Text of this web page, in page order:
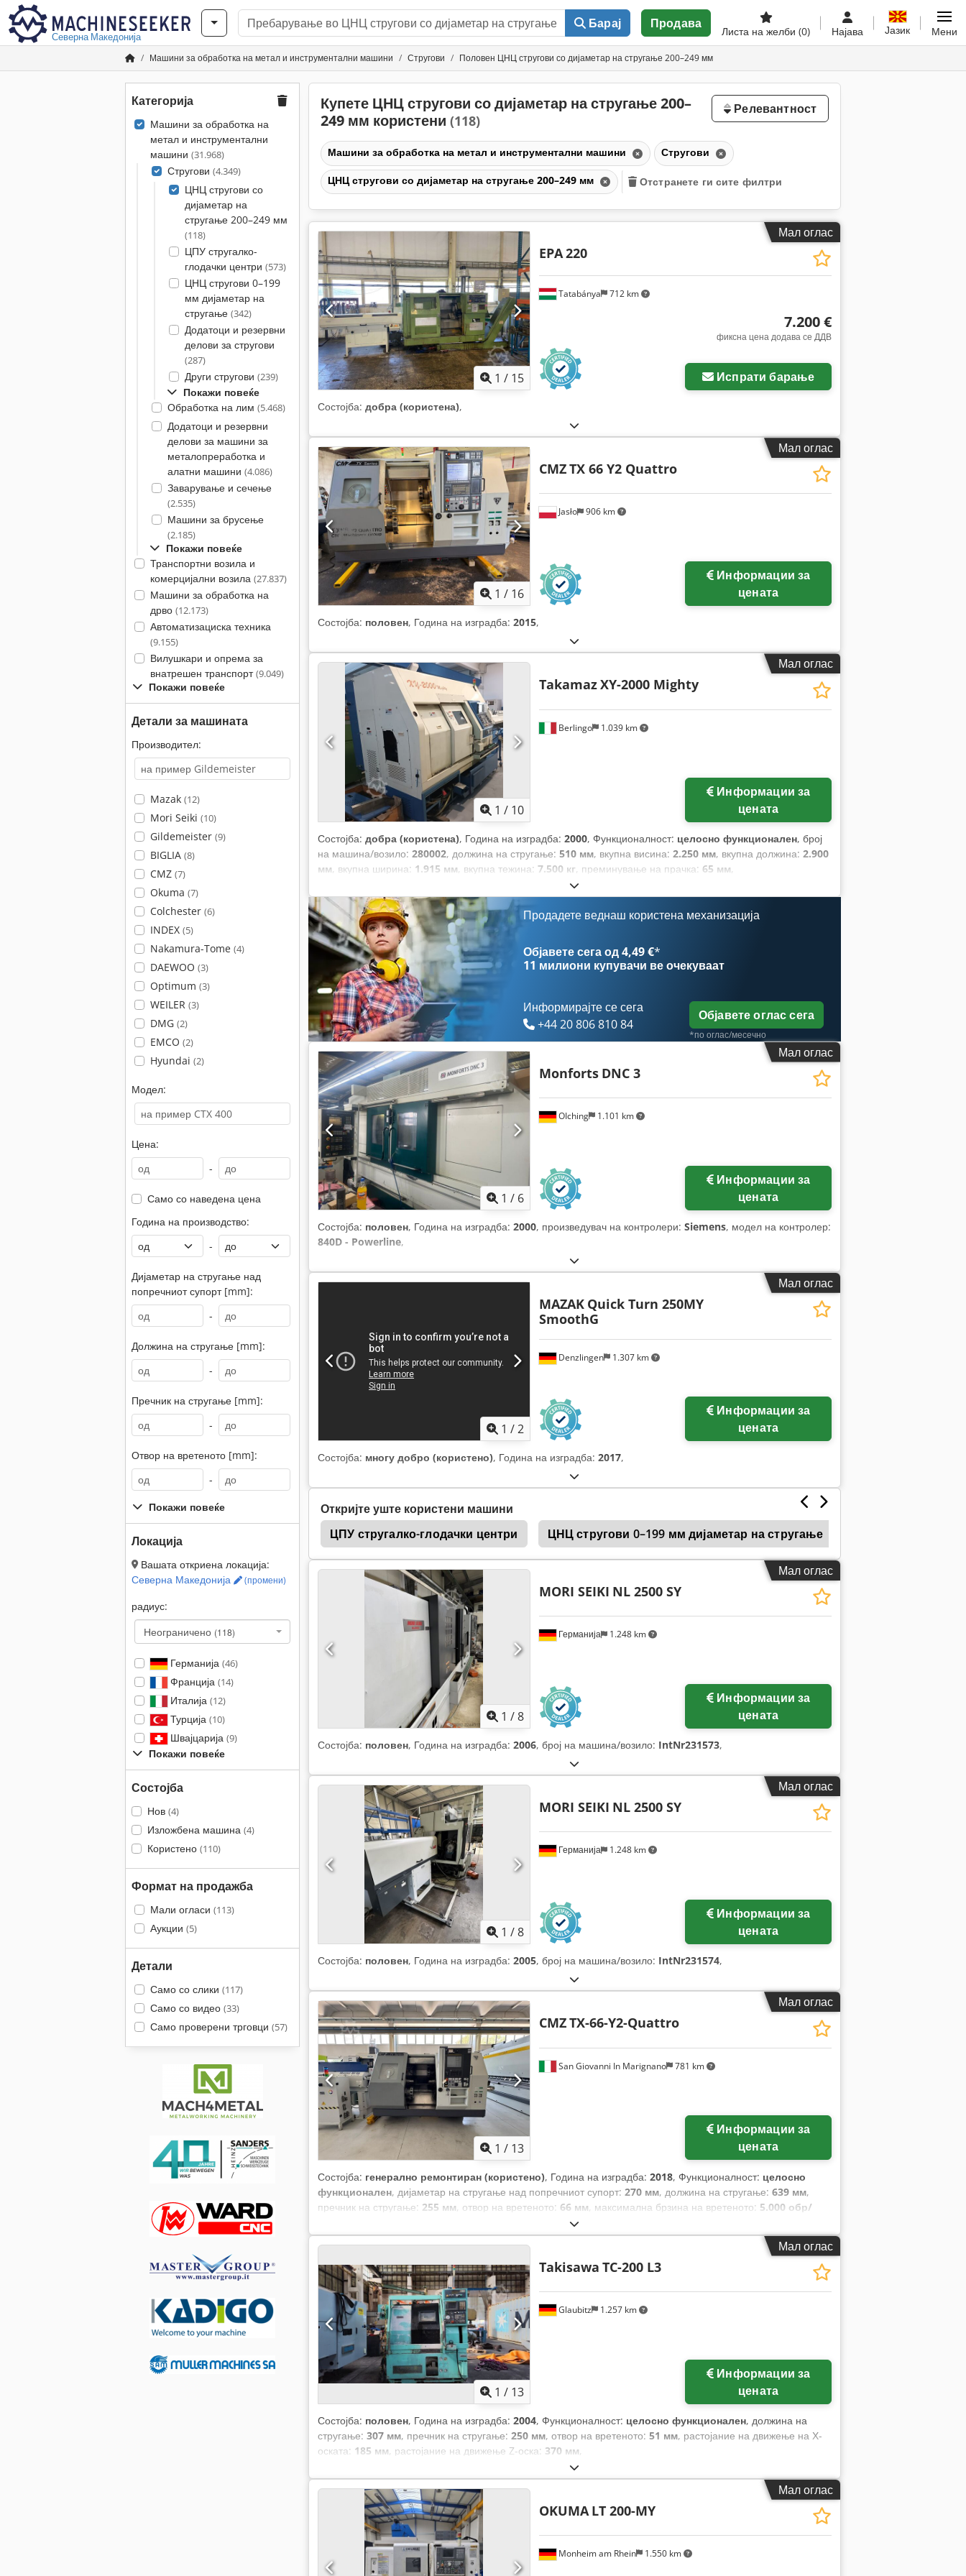
Северна Македонија
Барај Продава
Листа на желби (0) Најава Јазик Мени
Машини за обработка на метал и инструментални машини Стругови Половен ЦНЦ стругови со дијаметар на стругање 200–249 мм
Категорија
Машини за обработка на
метал и инструментални
машини (31.968)
Стругови (4.349)
ЦНЦ стругови со
дијаметар на
стругање 200–249 мм
(118)
ЦПУ стругалко-
глодачки центри (573)
ЦНЦ стругови 0–199
мм дијаметар на
стругање (342)
Додатоци и резервни
делови за стругови
(287)
Други стругови (239)
Покажи повеќе
Обработка на лим (5.468)
Додатоци и резервни
делови за машини за
металопреработка и
алатни машини (4.086)
Заварување и сечење
(2.535)
Машини за брусење
(2.185)
Покажи повеќе
Транспортни возила и
комерцијални возила (27.837)
Машини за обработка на
дрво (12.173)
Автоматизациска техника
(9.155)
Вилушкари и опрема за
внатрешен транспорт(9.049)
Покажи повеќе
Детали за машината
Производител:
Mazak (12)
Mori Seiki (10)
Gildemeister (9)
BIGLIA (8)
CMZ (7)
Okuma (7)
Colchester (6)
INDEX (5)
Nakamura-Tome (4)
DAEWOO (3)
Optimum (3)
WEILER (3)
DMG (2)
EMCO (2)
Hyundai (2)
Модел:
Цена:
-
Само со наведена цена
Година на производство:
-
Дијаметар на стругање над
попречниот супорт [mm]:
-
Должина на стругање [mm]:
-
Пречник на стругање [mm]:
-
Отвор на вретеното [mm]:
-
Покажи повеќе
Локација
Вашата откриена локација:
Северна Македонија
(промени)
радиус:
Неограничено (118)
Германија (46)
Франција (14)
Италија (12)
Турција (10)
Швајцарија (9)
Покажи повеќе
Состојба
Нов (4)
Изложбена машина (4)
Користено (110)
Формат на продажба
Мали огласи (113)
Аукции (5)
Детали
Само со слики (117)
Само со видео (33)
Само проверени трговци (57)
Купете ЦНЦ стругови со дијаметар на стругање 200–
249 мм користени (118)
Релевантност
Машини за обработка на метал и инструментални машини Стругови
ЦНЦ стругови со дијаметар на стругање 200–249 мм Отстранете ги сите филтри
Мал оглас
1 / 15
Tatabánya 712 km
EPA220
7.200 €
фиксна цена додава се ДДВ
Испрати барање
Состојба: добра (користена),
Мал оглас
1 / 16
Jasło 906 km
CMZTX 66 Y2 Quattro
цената
Состојба: половен, Година на изградба: 2015,
Мал оглас
1 / 10
Berlingo 1.039 km
TakamazXY-2000 Mighty
цената
Состојба: добра (користена), Година на изградба: 2000, Функционалност: целосно функционален, број
на машина/возило: 280002, должина на стругање: 510 мм, вкупна висина: 2.250 мм, вкупна должина: 2.900
мм, вкупна ширина: 1.915 мм, вкупна тежина: 7.500 кг, преминување на прачка: 65 мм,
Продадете веднаш користена механизација
Објавете сега од 4,49 €*
11 милиони купувачи ве очекуваат
Информирајте се сега
+44 20 806 810 84
Објавете оглас сега
*по оглас/месечно
Мал оглас
1 / 6
OIching 1.101 km
Monforts DNC 3
цената
Состојба: половен, Година на изградба: 2000, произведувач на контролери: Siemens, модел на контролер:
840D - Powerline,
Мал оглас
1 /2
Denzlingen 1.307 km
MAZAK Quick Turn 250MY
SmoothG
цената
Состојба: многу добро (користено), Година на изградба: 2017,
Откријте уште користени машини
ЦПУ стругалко-глодачки центри
ЦНЦ стругови 0–199 мм дијаметар на стругање
Colchester Bantam
Мал оглас
1 /8
Германија 1.248 km
MORI SEIKI NL 2500 SY
цената
Состојба: половен, Година на изградба: 2006, број на машина/возило: IntNr231573,
Мал оглас
1 /8
Германија 1.248 km
MORI SEIKI NL 2500 SY
цената
Состојба: половен, Година на изградба: 2005, број на машина/возило: IntNr231574,
Мал оглас
1 / 13
San Giovanni In Marignano 781 km
CMZTX-66-Y2-Quattro
цената
Состојба: генерално ремонтиран (користено), Година на изградба: 2018, Функционалност: целосно
функционален, дијаметар на стругање над попречниот супорт: 270 мм, должина на стругање: 639 мм,
пречник на стругање: 255 мм, отвор на вретеното: 66 мм, максимална брзина на вретеното: 5.000 обр/
, растојание на движење на Х-оската:
движење Z-оска:500 мм, моќност на моторот на вретено:15 W, брзо движење по X-оска:16 м/мин, брзо
, вкупна должина:
2.840 мм, вкупна ширина:2.190 мм, вкупна тежина:9.300 кг, Опрема:документација / прирачник
Мал оглас
1 / 13
Glaubitz 1.257 km
Takisawa TC-200 L3
цената
Состојба: половен, Година на изградба: 2004, Функционалност: целосно функционален, должина на
стругање: 307 мм, пречник на стругање: 250 мм, отвор на вретеното: 51 мм, растојание на движење на Х-
оската: 185 мм, растојание на движење Z-оска: 370 мм,
Мал оглас
Monheim am Rhein 1.550 km
OKUMA LT 200-MY